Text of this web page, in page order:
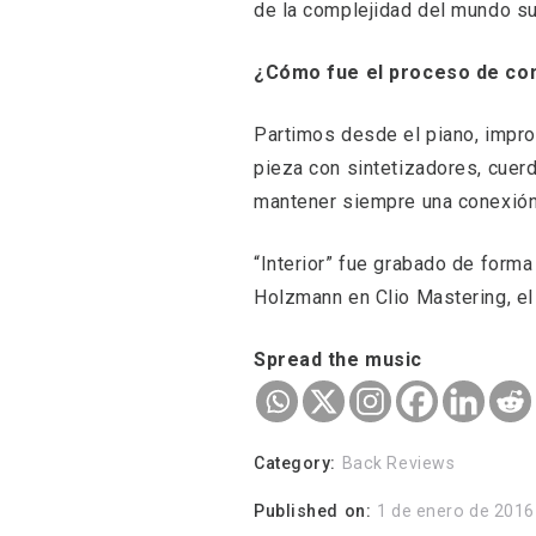
de la complejidad del mundo
¿Cómo fue el proceso de
Partimos desde el piano,
pieza con sintetizadores,
mantener siempre una
“Interior” fue grabado de
Holzmann en Clio Mastering,
Spread the music
Category: Back Reviews
Published on: 1 de enero de 2016